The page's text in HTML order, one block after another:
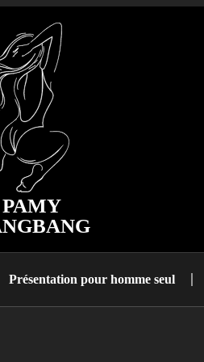
PAMY
Présentation pour homme seul